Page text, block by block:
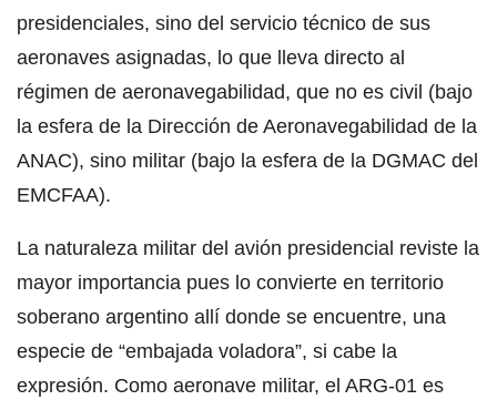
presidenciales, sino del servicio técnico de sus
aeronaves asignadas, lo que lleva directo al
régimen de aeronavegabilidad, que no es civil (bajo
la esfera de la Dirección de Aeronavegabilidad de la
ANAC), sino militar (bajo la esfera de la DGMAC del
EMCFAA).
La naturaleza militar del avión presidencial reviste la
mayor importancia pues lo convierte en territorio
soberano argentino allí donde se encuentre, una
especie de “embajada voladora”, si cabe la
expresión. Como aeronave militar, el ARG-01 es